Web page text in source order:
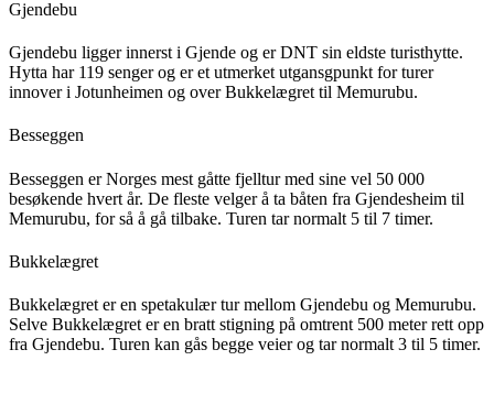
Gjendebu
Gjendebu ligger innerst i Gjende og er DNT sin eldste turisthytte.
Hytta har 119 senger og er et utmerket utgansgpunkt for turer
innover i Jotunheimen og over Bukkelægret til Memurubu.
Besseggen
Besseggen er Norges mest gåtte fjelltur med sine vel 50 000
besøkende hvert år. De fleste velger å ta båten fra Gjendesheim til
Memurubu, for så å gå tilbake. Turen tar normalt 5 til 7 timer.
Bukkelægret
Bukkelægret er en spetakulær tur mellom Gjendebu og Memurubu.
Selve Bukkelægret er en bratt stigning på omtrent 500 meter rett opp
fra Gjendebu. Turen kan gås begge veier og tar normalt 3 til 5 timer.